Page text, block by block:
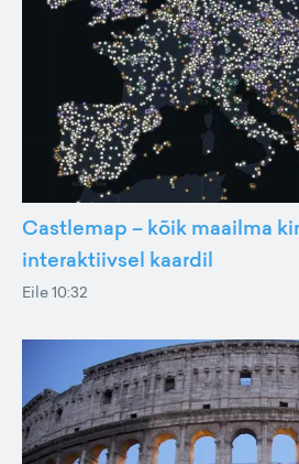
Castlemap – kõik maailma
interaktiivsel kaardil
Eile 10:32